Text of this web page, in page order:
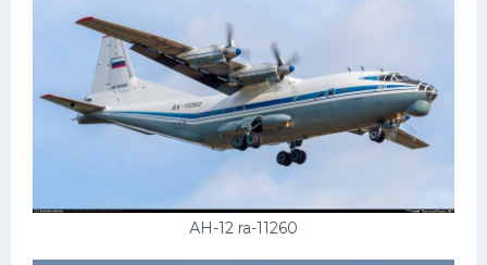
АН-12 ra-11260
Категории
Красивые фото машин
УРАЛ